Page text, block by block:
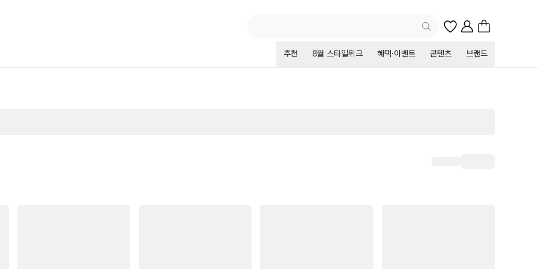
추천 8월 스타일위크 혜택·이벤트 콘텐츠 브랜드